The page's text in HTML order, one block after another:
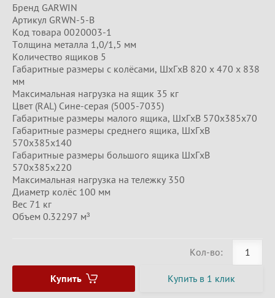
Бренд GARWIN
Артикул GRWN-5-B
Код товара 0020003-1
Толщина металла 1,0/1,5 мм
Количество ящиков 5
Габаритные размеры с колёсами, ШxГхВ 820 х 470 х 838
мм
Максимальная нагрузка на ящик 35 кг
Цвет (RAL) Сине-серая (5005-7035)
Габаритные размеры малого ящика, ШxГхВ 570х385х70
Габаритные размеры среднего ящика, ШxГхВ
570х385х140
Габаритные размеры большого ящика ШхГхВ
570х385х220
Максимальная нагрузка на тележку 350
Диаметр колёс 100 мм
Вес 71 кг
Объем 0.32297 м³
Кол-во:
Купить Купить в 1 клик